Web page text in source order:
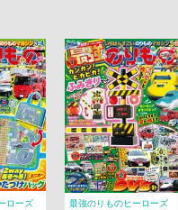
ローズ
最強のりものヒーローズ